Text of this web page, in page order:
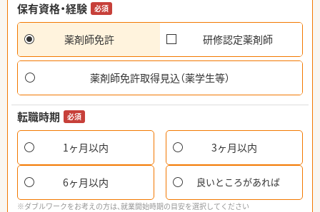
保有資格・経験
必須
薬剤師免許 研修認定薬剤師
薬剤師免許取得見込（薬学生等）
転職時期 必須
1ヶ月以内 3ヶ月以内
6ヶ月以内 良いところがあれば
※ダブルワークをお考えの方は、就業開始時期の目安を選択してください